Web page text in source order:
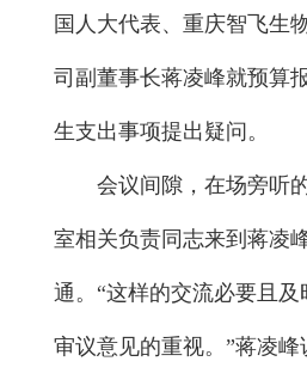
国人大代表、重庆智飞生
司副董事长蒋凌峰就预算
生支出事项提出疑问。
会议间隙，在场旁听
室相关负责同志来到蒋凌
通。“这样的交流必要且
审议意见的重视。”蒋凌峰